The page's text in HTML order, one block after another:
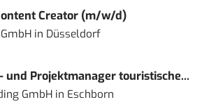
Creator (m/w/d)
in Düsseldorf
und Projektmanager touristische...
GmbHin Eschborn